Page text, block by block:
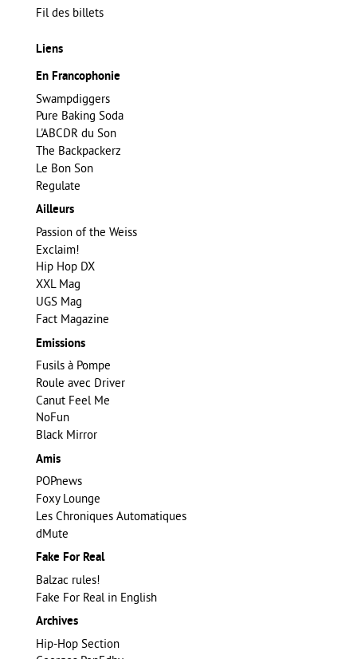
Fil des billets
Liens
En Francophonie
Swampdiggers
Pure Baking Soda
L'ABCDR du Son
The Backpackerz
Le Bon Son
Regulate
Ailleurs
Passion of the Weiss
Exclaim!
Hip Hop DX
XXL Mag
UGS Mag
Fact Magazine
Emissions
Fusils à Pompe
Roule avec Driver
Canut Feel Me
NoFun
Black Mirror
Amis
POPnews
Foxy Lounge
Les Chroniques Automatiques
dMute
Fake For Real
Balzac rules!
Fake For Real in English
Archives
Hip-Hop Section